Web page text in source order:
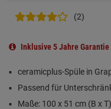
(2)
Inklusive 5 Jahre Garantie
ceramicplus-Spüle in
Passend für
Maße: 100 x 51 cm (B x T)